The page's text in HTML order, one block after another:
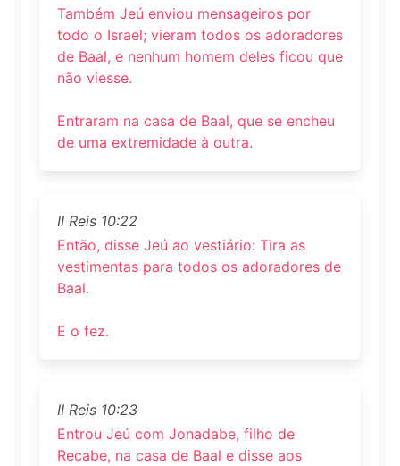
Também Jeú enviou mensageiros por
todo o Israel; vieram todos os adoradores
de Baal, e nenhum homem deles ficou que
não viesse.
Entraram na casa de Baal, que se encheu
de uma extremidade à outra.
II Reis 10:22
Então, disse Jeú ao vestiário: Tira as
vestimentas para todos os adoradores de
Baal.
E o fez.
II Reis 10:23
Entrou Jeú com Jonadabe, filho de
Recabe, na casa de Baal e disse aos